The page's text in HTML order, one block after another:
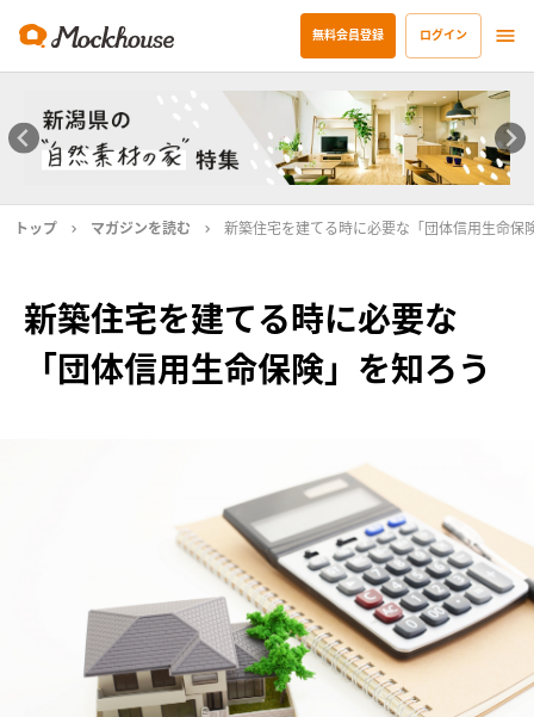
無料会員登録 ログイン
トップ マガジンを読む 新築住宅を建てる時に必要な「団体信用生命保
新築住宅を建てる時に必要な
「団体信用生命保険」を知ろう